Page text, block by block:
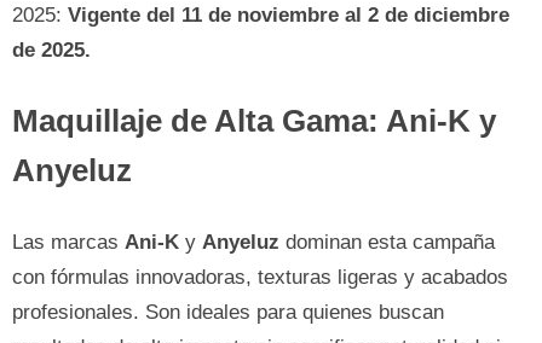
2025: Vigente del 11 de noviembre al 2 de diciembre
de 2025.
Maquillaje de Alta Gama: Ani-K y
Anyeluz
Las marcas Ani-K y Anyeluz dominan esta campaña
con fórmulas innovadoras, texturas ligeras y acabados
profesionales. Son ideales para quienes buscan